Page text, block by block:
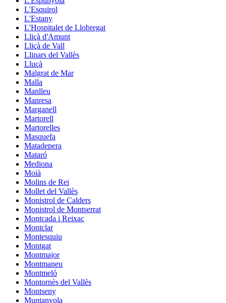
L'Esquirol
L'Estany
L'Hospitalet de Llobregat
Lliçà d'Amunt
Lliçà de Vall
Llinars del Vallès
Lluçà
Malgrat de Mar
Malla
Manlleu
Manresa
Marganell
Martorell
Martorelles
Masquefa
Matadepera
Mataró
Mediona
Moià
Molins de Rei
Mollet del Vallès
Monistrol de Calders
Monistrol de Montserrat
Montcada i Reixac
Montclar
Montesquiu
Montgat
Montmajor
Montmaneu
Montmeló
Montornès del Vallès
Montseny
Muntanyola